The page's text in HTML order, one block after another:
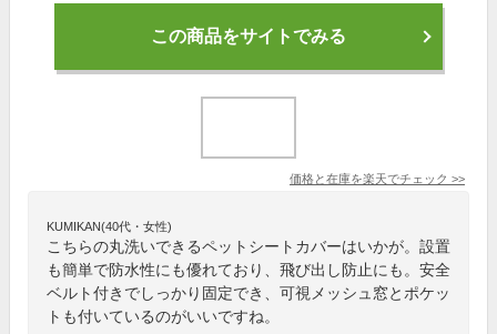
この商品をサイトでみる
価格と在庫を楽天でチェック >>
KUMIKAN(40代・女性)
こちらの丸洗いできるペットシートカバーはいかが。設置
も簡単で防水性にも優れており、飛び出し防止にも。安全
ベルト付きでしっかり固定でき、可視メッシュ窓とポケッ
トも付いているのがいいですね。